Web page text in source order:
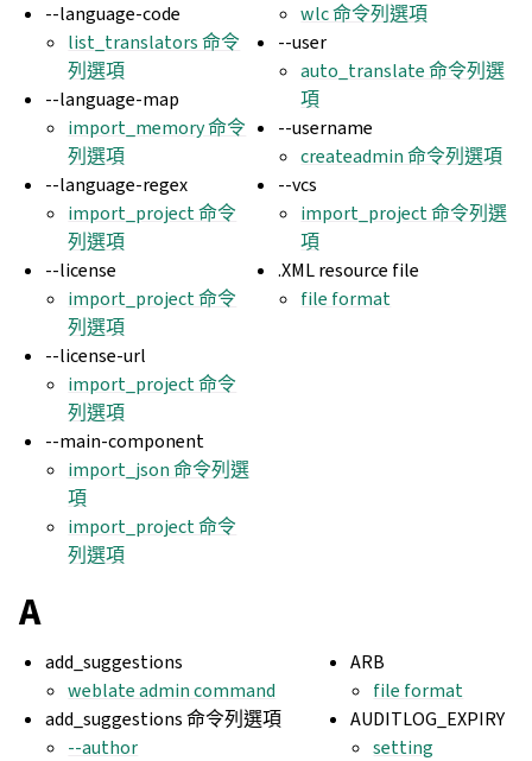
--language-code
list_translators 命令
列選項
--language-map
import_memory 命令
列選項
--language-regex
import_project 命令
列選項
--license
import_project 命令
列選項
--license-url
import_project 命令
列選項
--main-component
import_json 命令列選
項
import_project 命令
列選項
wlc 命令列選項
--user
auto_translate 命令列選
項
--username
createadmin 命令列選項
--vcs
import_project 命令列選
項
.XML resource file
file format
A
add_suggestions
weblate admin command
add_suggestions 命令列選項
--author
ARB
file format
AUDITLOG_EXPIRY
setting